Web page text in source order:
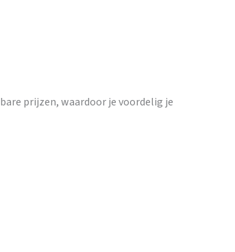
prijzen, waardoor je voordelig je